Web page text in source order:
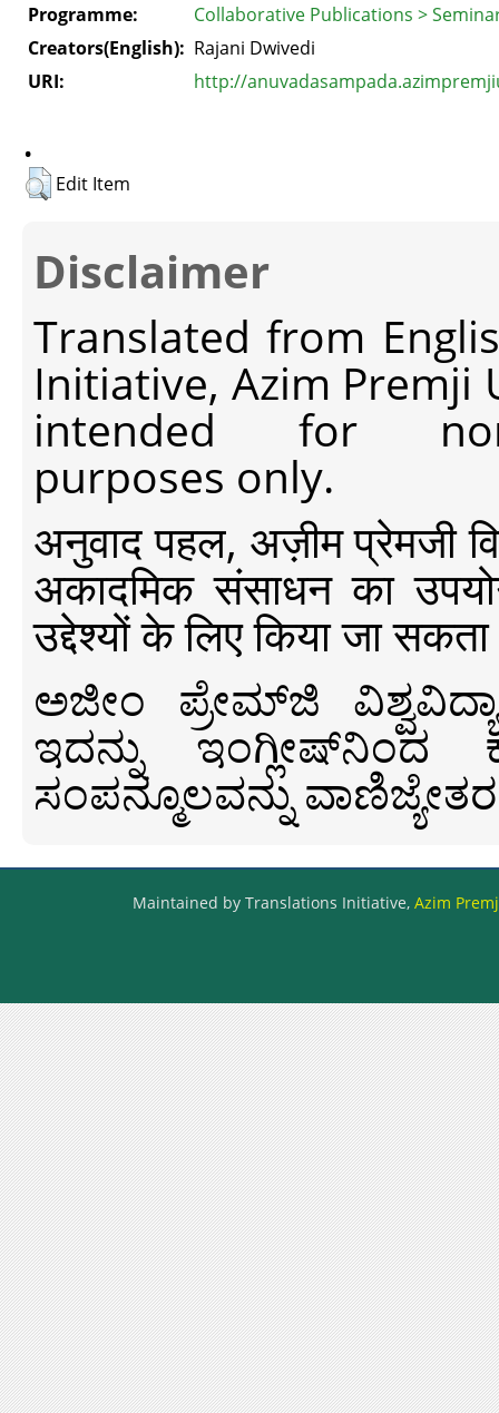
Programme:
Collaborative Publications >
Creators(English): Rajani Dwivedi
URI:
http://
.
Edit Item
Disclaimer
Translated from
Initiative, Azim Premji
intended for non-
purposes only.
अनुवाद पहल, अज़ीम प्रेमजी
अकादमिक संसाधन का
उद्देश्यों के लिए किया जा
ಅಜೀಂ ಪ್ರೇಮ್‍ಜಿ
ಇದನ್ನು ಇಂಗ್ಲೀಷ್‍ನಿಂದ
ಸಂಪನ್ಮೂಲವನ್ನು
Maintained by Translations Initiative, Azim